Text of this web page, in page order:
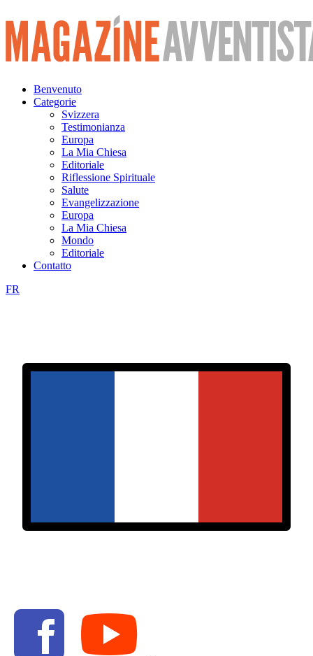
Vai
al
contenuto
Benvenuto
Categorie
Svizzera
Testimonianza
Europa
La Mia Chiesa
Editoriale
Riflessione Spirituale
Salute
Evangelizzazione
Europa
La Mia Chiesa
Mondo
Editoriale
Contatto
FR